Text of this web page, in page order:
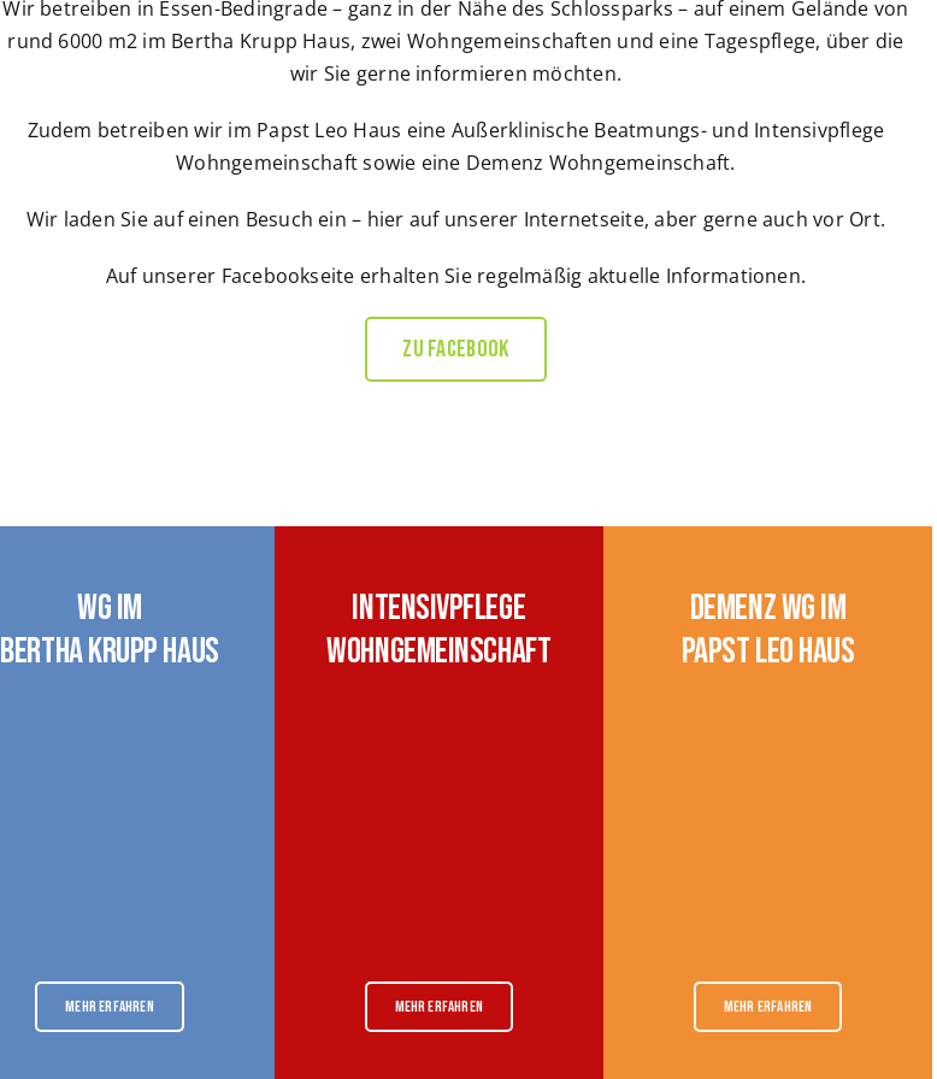
Wir betreiben in Essen-Bedingrade – ganz in der Nähe des Schlossparks – auf einem Gelände von
rund 6000 m2 im Bertha Krupp Haus, zwei Wohngemeinschaften und eine Tagespflege, über die
wir Sie gerne informieren möchten.
Zudem betreiben wir im Papst Leo Haus eine Außerklinische Beatmungs- und Intensivpflege
Wohngemeinschaft sowie eine Demenz Wohngemeinschaft.
Wir laden Sie auf einen Besuch ein – hier auf unserer Internetseite, aber gerne auch vor Ort.
Auf unserer Facebookseite erhalten Sie regelmäßig aktuelle Informationen.
ZU FACEBOOK
WG im
Bertha Krupp Haus
MEHR ERFAHREN
Intensivpflege
Wohngemeinschaft
MEHR ERFAHREN
Demenz WG im
Papst Leo Haus
MEHR ERFAHREN